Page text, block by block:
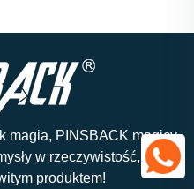
magia, PINSBACK magicy
w rzeczywistość, która
produktem!